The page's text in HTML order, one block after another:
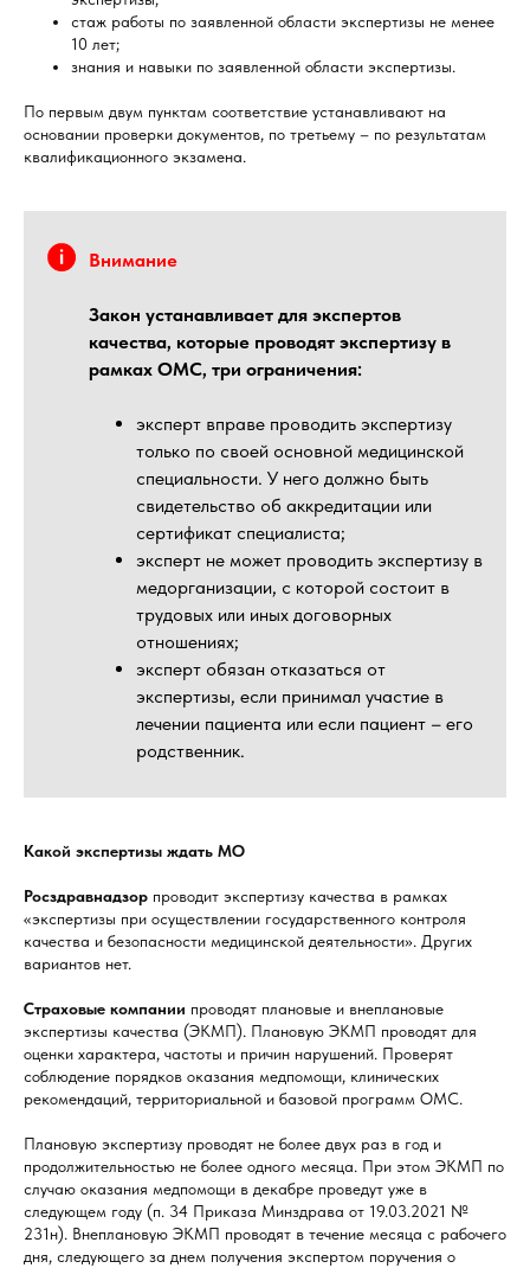
стаж работы по заявленной области экспертизы не менее
10 лет;
знания и навыки по заявленной области экспертизы.
По первым двум пунктам соответствие устанавливают на
основании проверки документов, по третьему – по результатам
квалификационного экзамена.
Внимание
Закон устанавливает для экспертов
качества, которые проводят экспертизу в
рамках ОМС, три ограничения:
эксперт вправе проводить экспертизу
только по своей основной медицинской
специальности. У него должно быть
свидетельство об аккредитации или
сертификат специалиста;
эксперт не может проводить экспертизу в
медорганизации, с которой состоит в
трудовых или иных договорных
отношениях;
эксперт обязан отказаться от
экспертизы, если принимал участие в
лечении пациента или если пациент – его
родственник.
Какой экспертизы ждать МО
Росздравнадзор проводит экспертизу качества в рамках
«экспертизы при осуществлении государственного контроля
качества и безопасности медицинской деятельности». Других
вариантов нет.
Страховые компании проводят плановые и внеплановые
экспертизы качества (ЭКМП). Плановую ЭКМП проводят для
оценки характера, частоты и причин нарушений. Проверят
соблюдение порядков оказания медпомощи, клинических
рекомендаций, территориальной и базовой программ ОМС.
Плановую экспертизу проводят не более двух раз в год и
продолжительностью не более одного месяца. При этом ЭКМП по
случаю оказания медпомощи в декабре проведут уже в
следующем году (п. 34 Приказа Минздрава от 19.03.2021 №
231н). Внеплановую ЭКМП проводят в течение месяца с рабочего
дня, следующего за днем получения экспертом поручения о